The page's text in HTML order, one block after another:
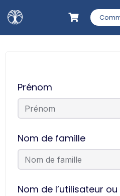
Prénom
Nom de famille
Nom de l’utilisateur